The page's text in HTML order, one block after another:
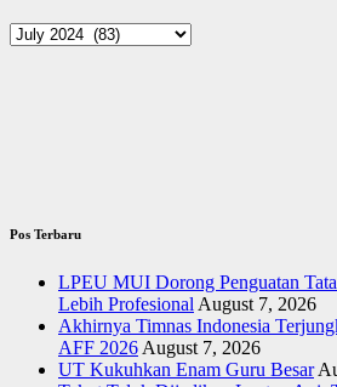
Arsip
Pos Terbaru
LPEU MUI Dorong Penguatan
Lebih Profesional August 7, 2026
Akhirnya Timnas Indonesia
AFF 2026 August 7, 2026
UT Kukuhkan Enam Guru Besar